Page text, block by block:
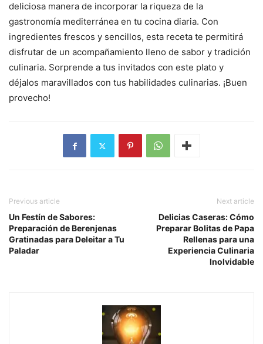
deliciosa manera de incorporar la riqueza de la
gastronomía mediterránea en tu cocina diaria. Con
ingredientes frescos y sencillos, esta receta te permitirá
disfrutar de un acompañamiento lleno de sabor y tradición
culinaria. Sorprende a tus invitados con este plato y
déjalos maravillados con tus habilidades culinarias. ¡Buen
provecho!
Previous article
Un Festín de Sabores:
Preparación de Berenjenas
Gratinadas para Deleitar a Tu
Paladar
Next article
Delicias Caseras: Cómo
Preparar Bolitas de Papa
Rellenas para una
Experiencia Culinaria
Inolvidable